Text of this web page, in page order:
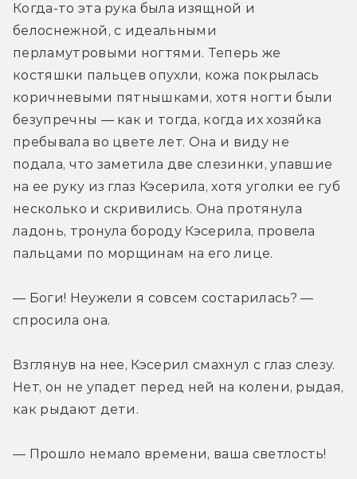
Когда-то эта рука была изящной и
белоснежной, с идеальными
перламутровыми ногтями. Теперь же
костяшки пальцев опухли, кожа покрылась
коричневыми пятнышками, хотя ногти были
безупречны — как и тогда, когда их хозяйка
пребывала во цвете лет. Она и виду не
подала, что заметила две слезинки, упавшие
на ее руку из глаз Кэсерила, хотя уголки ее губ
несколько и скривились. Она протянула
ладонь, тронула бороду Кэсерила, провела
пальцами по морщинам на его лице.
— Боги! Неужели я совсем состарилась? —
спросила она.
Взглянув на нее, Кэсерил смахнул с глаз слезу.
Нет, он не упадет перед ней на колени, рыдая,
как рыдают дети.
— Прошло немало времени, ваша светлость!